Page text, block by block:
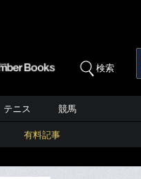
検索
テニス 競馬
有料記事